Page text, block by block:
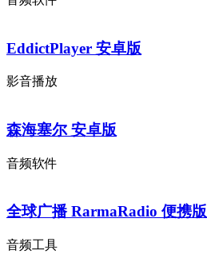
EddictPlayer 安卓版
影音播放
森海塞尔 安卓版
音频软件
全球广播 RarmaRadio 便携版
音频工具